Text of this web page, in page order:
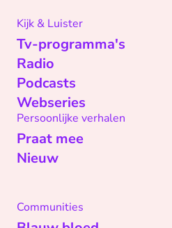
Kijk & Luister
Tv-programma's
Radio
Podcasts
Webseries
Persoonlijke verhalen
Praat mee
Nieuw
Communities